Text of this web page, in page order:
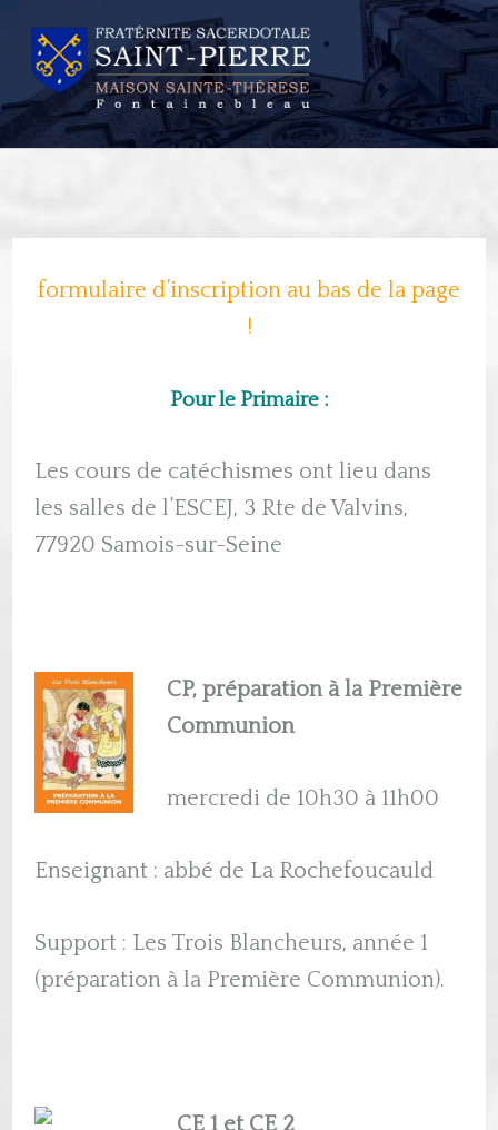
contenu
formulaire d’inscription au bas de la page
!
Pour le Primaire :
Les cours de catéchismes ont lieu dans
les salles de l’ESCEJ, 3 Rte de Valvins,
77920 Samois-sur-Seine
CP, préparation à la Première
Communion
mercredi de 10h30 à 11h00
Enseignant : abbé de La Rochefoucauld
Support : Les Trois Blancheurs, année 1
(préparation à la Première Communion).
CE 1 et CE 2